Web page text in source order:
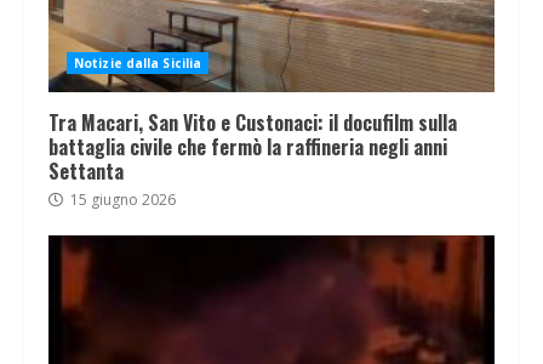
Notizie dalla Sicilia
Tra Macari, San Vito e Custonaci: il docufilm sulla
battaglia civile che fermò la raffineria negli anni
Settanta
15 giugno 2026